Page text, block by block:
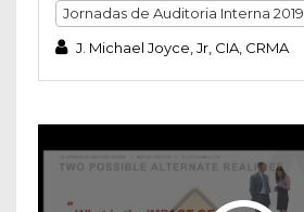
Jornadas de Auditoria Interna 2019
J. Michael Joyce, Jr, CIA, CRMA